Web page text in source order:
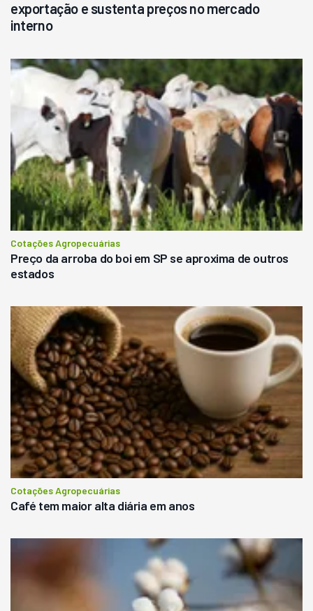
exportação e sustenta preços no mercado
interno
Cotações Agropecuárias
Preço da arroba do boi em SP se aproxima de outros
estados
Cotações Agropecuárias
Café tem maior alta diária em anos